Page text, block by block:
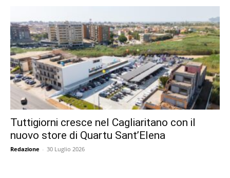
Tuttigiorni cresce nel Cagliaritano con il
nuovo store di Quartu Sant’Elena
Redazione - 30 Luglio 2026